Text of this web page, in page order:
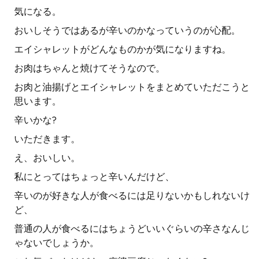
気になる。
おいしそうではあるが辛いのかなっていうのが心配。
エイシャレットがどんなものかが気になりますね。
お肉はちゃんと焼けてそうなので。
お肉と油揚げとエイシャレットをまとめていただこうと
思います。
辛いかな?
いただきます。
え、おいしい。
私にとってはちょっと辛いんだけど、
辛いのが好きな人が食べるには足りないかもしれないけ
ど、
普通の人が食べるにはちょうどいいぐらいの辛さなんじ
ゃないでしょうか。